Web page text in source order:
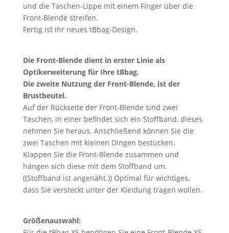
und die Taschen-Lippe mit einem Finger über die
Front-Blende streifen.
Fertig ist Ihr neues tBbag-Design.
Die Front-Blende dient in erster Linie als
Optikerweiterung für Ihre tBbag.
Die zweite Nutzung der Front-Blende, ist der
Brustbeutel.
Auf der Rückseite der Front-Blende sind zwei
Taschen, in einer befindet sich ein Stoffband, dieses
nehmen Sie heraus. Anschließend können Sie die
zwei Taschen mit kleinen Dingen bestücken.
Klappen Sie die Front-Blende zusammen und
hängen sich diese mit dem Stoffband um.
((Stoffband ist angenäht.)) Optimal für wichtiges,
dass Sie versteckt unter der Kleidung tragen wollen.
Größenauswahl: